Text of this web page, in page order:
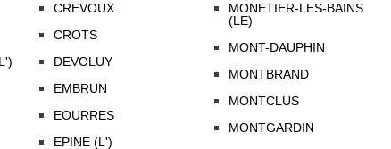
CREVOUX
CROTS
DEVOLUY
EMBRUN
EOURRES
EPINE (L')
MONETIER-LES-BAINS
(LE)
MONT-DAUPHIN
MONTBRAND
MONTCLUS
MONTGARDIN